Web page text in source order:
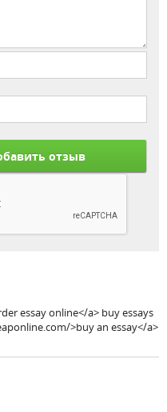
essay online</a> buy essays
>buy an essay</a>